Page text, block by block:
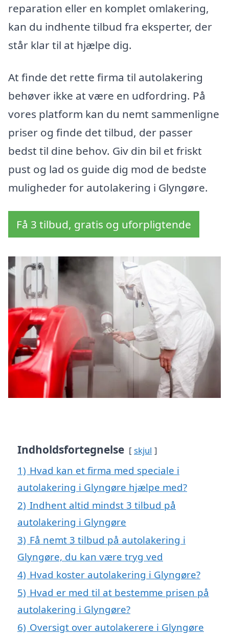
reparation eller en komplet omlakering,
kan du indhente tilbud fra eksperter, der
står klar til at hjælpe dig.
At finde det rette firma til autolakering
behøver ikke at være en udfordring. På
vores platform kan du nemt sammenligne
priser og finde det tilbud, der passer
bedst til dine behov. Giv din bil et friskt
pust og lad os guide dig mod de bedste
muligheder for autolakering i Glyngøre.
Få 3 tilbud, gratis og uforpligtende
Indholdsfortegnelse skjul
1) Hvad kan et firma med speciale i
autolakering i Glyngøre hjælpe med?
2) Indhent altid mindst 3 tilbud på
autolakering i Glyngøre
3) Få nemt 3 tilbud på autolakering i
Glyngøre, du kan være tryg ved
4) Hvad koster autolakering i Glyngøre?
5) Hvad er med til at bestemme prisen på
autolakering i Glyngøre?
6) Oversigt over autolakerere i Glyngøre